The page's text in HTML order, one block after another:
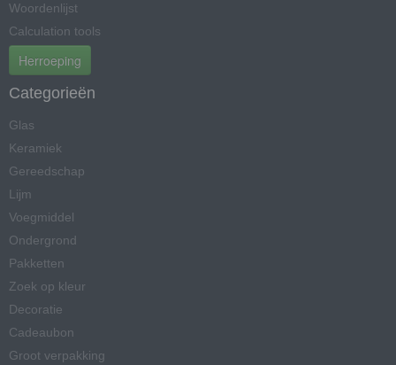
Woordenlijst
Calculation tools
Herroeping
Categorieën
Glas
Keramiek
Gereedschap
Lijm
Voegmiddel
Ondergrond
Pakketten
Zoek op kleur
Decoratie
Cadeaubon
Groot verpakking